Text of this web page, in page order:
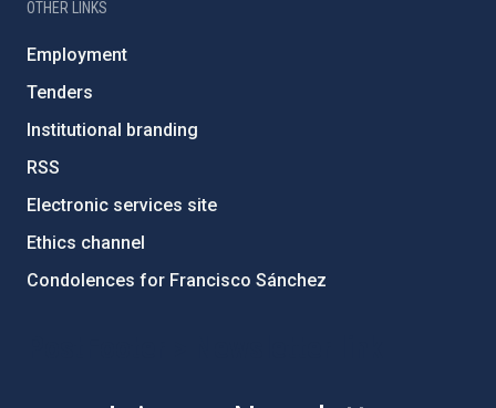
OTHER LINKS
Employment
Tenders
Institutional branding
RSS
Electronic services site
Ethics channel
Condolences for Francisco Sánchez